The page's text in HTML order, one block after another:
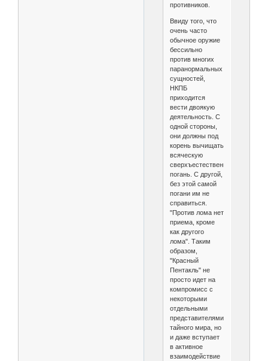
противников.
Ввиду того, что
очень часто
обычное оружие
бессильно
против многих
паранормальных
сущностей,
НКПБ
приходится
вести двоякую
деятельность. С
одной стороны,
они должны под
корень вычищать
всяческую
сверхъестественную
погань. С другой,
без этой самой
погани им не
справиться.
"Против лома нет
приема, кроме
как другого
лома". Таким
образом,
"Красный
Пентакль" не
просто идет на
компромисс с
некоторыми
отдельными
представителями
тайного мира, но
и даже вступает
в активное
взаимодействие